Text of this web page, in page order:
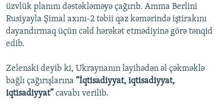
720p 1080p
1080p
üzvlük planını dəstəkləməyə çağırıb. Amma Berlini
Rusiyayla Şimal axını-2 təbii qaz kəmərində iştirakını
dayandırmaq üçün cəld hərəkət etmədiyinə görə tənqid
edib.
Zelenski deyib ki, Ukraynanın layihədən əl çəkməklə
bağlı çağırışlarına “İqtisadiyyat, iqtisadiyyat,
iqtisadiyyat” cavabı verilib.